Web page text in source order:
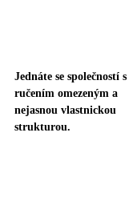
Jednáte se společností s
ručením omezeným a
nejasnou vlastnickou
strukturou.